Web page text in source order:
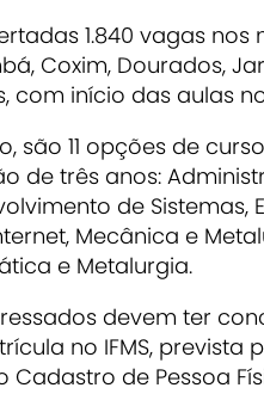
1.840 vagas
Coxim, Dourados,
com início das aulas
são 11 opções de
de três anos:
de
Mecânica e
e Metalurgia.
devem ter
no IFMS, prevista
Cadastro de Pessoa